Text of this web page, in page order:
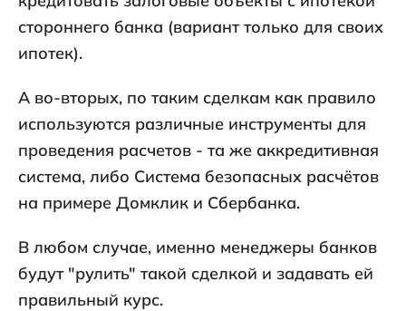
стороннего банка (вариант только для своих
ипотек).
А во-вторых, по таким сделкам как правило
используются различные инструменты для
проведения расчетов - та же аккредитивная
система, либо Система безопасных расчётов
на примере Домклик и Сбербанка.
В любом случае, именно менеджеры банков
будут "рулить" такой сделкой и задавать ей
правильный курс.